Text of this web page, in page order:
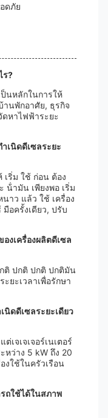
ดภัย
ร?
ป็นหลักในการให้
านพักอาศัย, ธุรกิจ
หาไฟฟ้าระยะ
เนิดดีเซลระยะ
เริ่ม ใช้ ก่อน ต้อง
น้ํามัน เพียงพอ เริ่ม
าว แล้ว ใช้ เครื่อง
มือครั้งเดียว, ปรับ
งเครื่องผลิตดีเซล
ติ ปกติ ปกติ ปกติมัน
ยะเวลาเพื่อรักษา
นิดดีเซลระยะเดียว
จเจเจอร์เนเตอร์
หว่าง 5 kW ถึง 20
งใช้ในครัวเรือน
ถใช้ได้ในสภาพ